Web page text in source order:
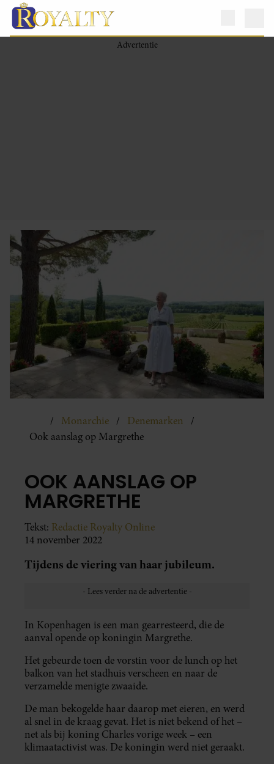
Monarchie
Denemarken
Ook aanslag op Margrethe
OOK AANSLAG OP
MARGRETHE
Tekst: Redactie Royalty Online
14 november 2022
Tijdens de viering van haar jubileum.
In Kopenhagen is een man gearresteerd, die de
aanval opende op koningin Margrethe.
Het gebeurde toen de vorstin voor de lunch op het
balkon van het stadhuis verscheen en naar de
verzamelde menigte zwaaide.
De man bekogelde haar daarop met eieren, en werd
al snel in de kraag gevat. Het is niet bekend of het –
net als bij koning Charles vorige week – een
klimaatactivist was. De koningin werd niet geraakt.